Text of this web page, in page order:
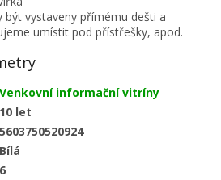
být vystaveny přímému dešti a
umístit pod přístřešky, apod.
Venkovní informační vitríny
10 let
5603750520924
Bílá
6